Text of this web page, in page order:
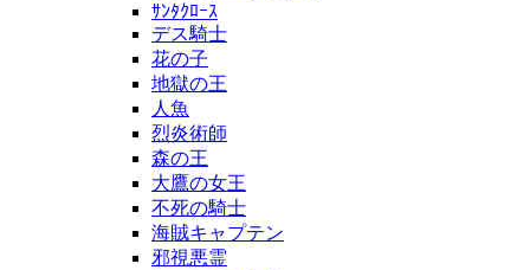
ｻﾝﾀｸﾛｰｽ
デス騎士
花の子
地獄の王
人魚
烈炎術師
森の王
大鷹の女王
不死の騎士
海賊キャプテン
邪視悪霊